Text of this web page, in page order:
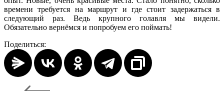
времени требуется на маршрут и где стоит задержаться в
следующий раз. Ведь крупного голавля мы видели.
Обязательно вернёмся и попробуем его поймать!
Поделиться: